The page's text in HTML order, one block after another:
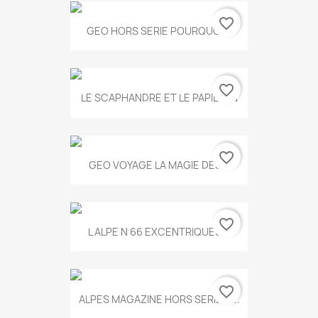
GEO HORS SERIE POURQUOI...
favorite_border
LE SCAPHANDRE ET LE PAPILLON
favorite_border
GEO VOYAGE LA MAGIE DES...
favorite_border
L ALPE N 66 EXCENTRIQUES...
favorite_border
ALPES MAGAZINE HORS SERIE N...
favorite_border